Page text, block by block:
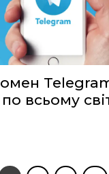
всьому